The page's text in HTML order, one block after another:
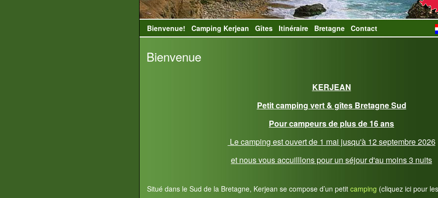
Bienvenue! Camping Kerjean Gîtes Itinéraire Bretagne Contact
Bienvenue
KERJEAN
Petit camping vert & gîtes Bretagne Sud
Pour campeurs de plus de 16 ans
Le camping est ouvert de 1 mai jusqu'à 12 septembre 2026
et nous vous accuilllons pour un séjour d'au moins 3 nuits
Situé dans le Sud de la Bretagne, Kerjean se compose d’un petit camping (cliquez ici pour